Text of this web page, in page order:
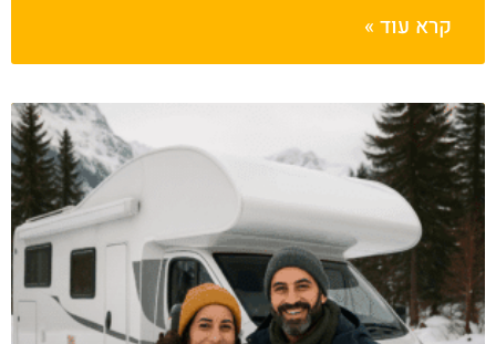
קרא עוד »